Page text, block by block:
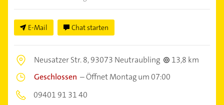
E-Mail Chat starten
Neusatzer Str. 8,93073 Neutraubling
13,8 km
Geschlossen –Öffnet Montag um 07:00
09401 91 31 40